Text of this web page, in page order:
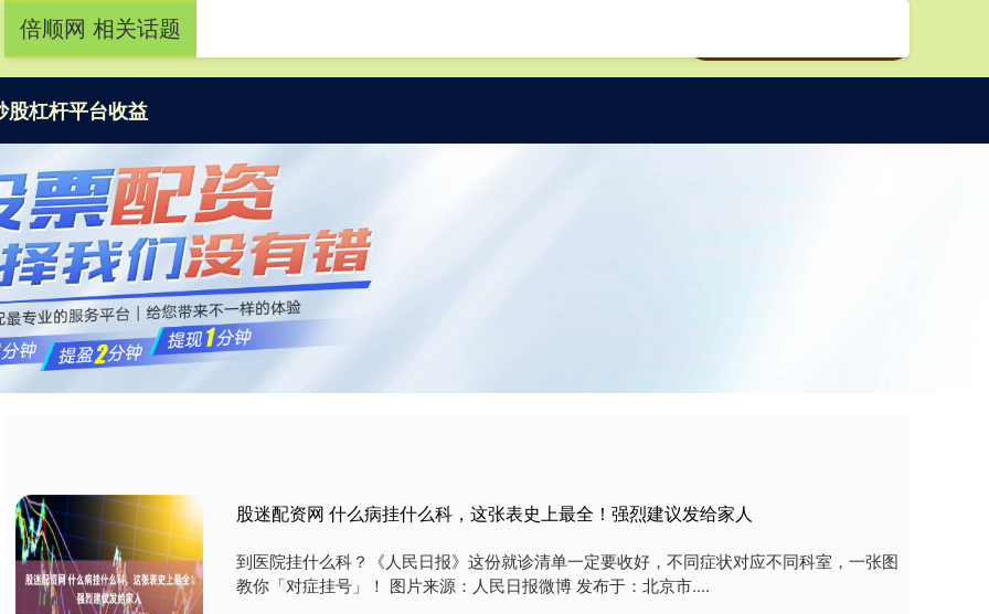
股杠杆平台收益
倍顺网 相关话题
股迷配资网 什么病挂什么科，这张表史上最全！强烈建议发给家人
到医院挂什么科？《人民日报》这份就诊清单一定要收好，不同症状对应不同科室，一张图
教你「对症挂号」！ 图片来源：人民日报微博 发布于：北京市....